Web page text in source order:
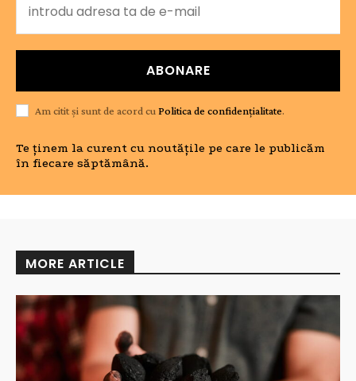
ABONARE
Am citit și sunt de acord cu Politica de confidențialitate.
Te ținem la curent cu noutățile pe care le publicăm
în fiecare săptămână.
MORE ARTICLE